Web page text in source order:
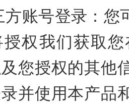
方账号登录：
授权我们获取
您授权的其他
并使用本产品